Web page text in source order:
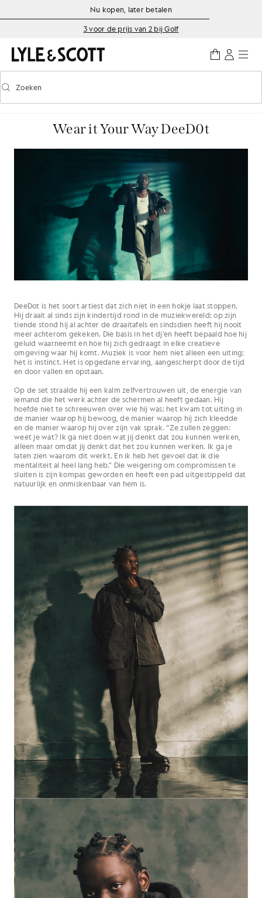
Ga naar de hoofdinhoud
Informatie over toegankelijkheid
Nu kopen, later betalen
3 voor de prijs van 2 bij Golf
Voorspellend zoeken in- of uitschakelen
Zoeken
Wear it Your Way DeeD0t
DeeDot is het soort artiest dat zich niet in een hokje laat stoppen.
Hij draait al sinds zijn kindertijd rond in de muziekwereld; op zijn
tiende stond hij al achter de draaitafels en sindsdien heeft hij nooit
meer achterom gekeken. Die basis in het dj’en heeft bepaald hoe hij
geluid waarneemt en hoe hij zich gedraagt in elke creatieve
omgeving waar hij komt. Muziek is voor hem niet alleen een uiting;
het is instinct. Het is opgedane ervaring, aangescherpt door de tijd
en door vallen en opstaan.
Op de set straalde hij een kalm zelfvertrouwen uit, de energie van
iemand die het werk achter de schermen al heeft gedaan. Hij
hoefde niet te schreeuwen over wie hij was; het kwam tot uiting in
de manier waarop hij bewoog, de manier waarop hij zich kleedde
en de manier waarop hij over zijn vak sprak. “Ze zullen zeggen:
weet je wat? Ik ga niet doen wat jij denkt dat zou kunnen werken,
alleen maar omdat jij denkt dat het zou kunnen werken. Ik ga je
laten zien waarom dit werkt. En ik heb het gevoel dat ik die
mentaliteit al heel lang heb.” Die weigering om compromissen te
sluiten is zijn kompas geworden en heeft een pad uitgestippeld dat
natuurlijk en onmiskenbaar van hem is.